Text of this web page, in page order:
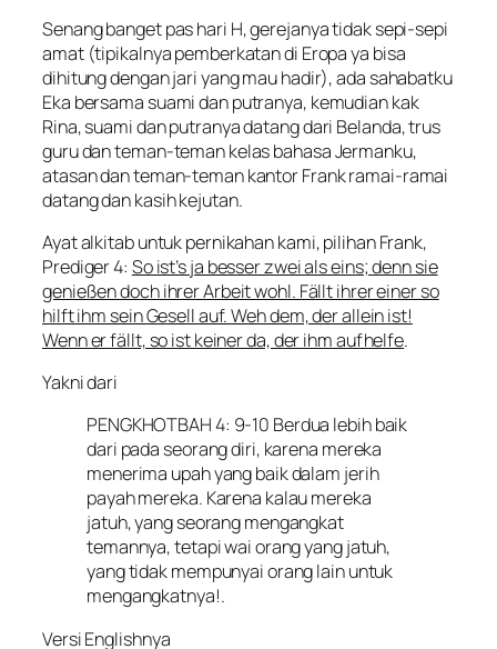
Senang banget pas hari H, gerejanya tidak sepi-sepi
amat (tipikalnya pemberkatan di Eropa ya bisa
dihitung dengan jari yang mau hadir), ada sahabatku
Eka bersama suami dan putranya, kemudian kak
Rina, suami dan putranya datang dari Belanda, trus
guru dan teman-teman kelas bahasa Jermanku,
atasan dan teman-teman kantor Frank ramai-ramai
datang dan kasih kejutan.
Ayat alkitab untuk pernikahan kami, pilihan Frank,
Prediger 4: So ist’s ja besser zwei als eins; denn sie
genießen doch ihrer Arbeit wohl. Fällt ihrer einer so
hilft ihm sein Gesell auf. Weh dem, der allein ist!
Wenn er fällt, so ist keiner da, der ihm aufhelfe.
Yakni dari
PENGKHOTBAH 4: 9-10 Berdua lebih baik
dari pada seorang diri, karena mereka
menerima upah yang baik dalam jerih
payah mereka. Karena kalau mereka
jatuh, yang seorang mengangkat
temannya, tetapi wai orang yang jatuh,
yang tidak mempunyai orang lain untuk
mengangkatnya!.
Versi Englishnya